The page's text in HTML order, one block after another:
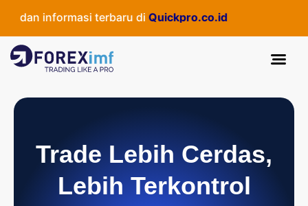
informasi terbaru di Quickpro.co.id
Trade Lebih Cerdas,
Lebih Terkontrol